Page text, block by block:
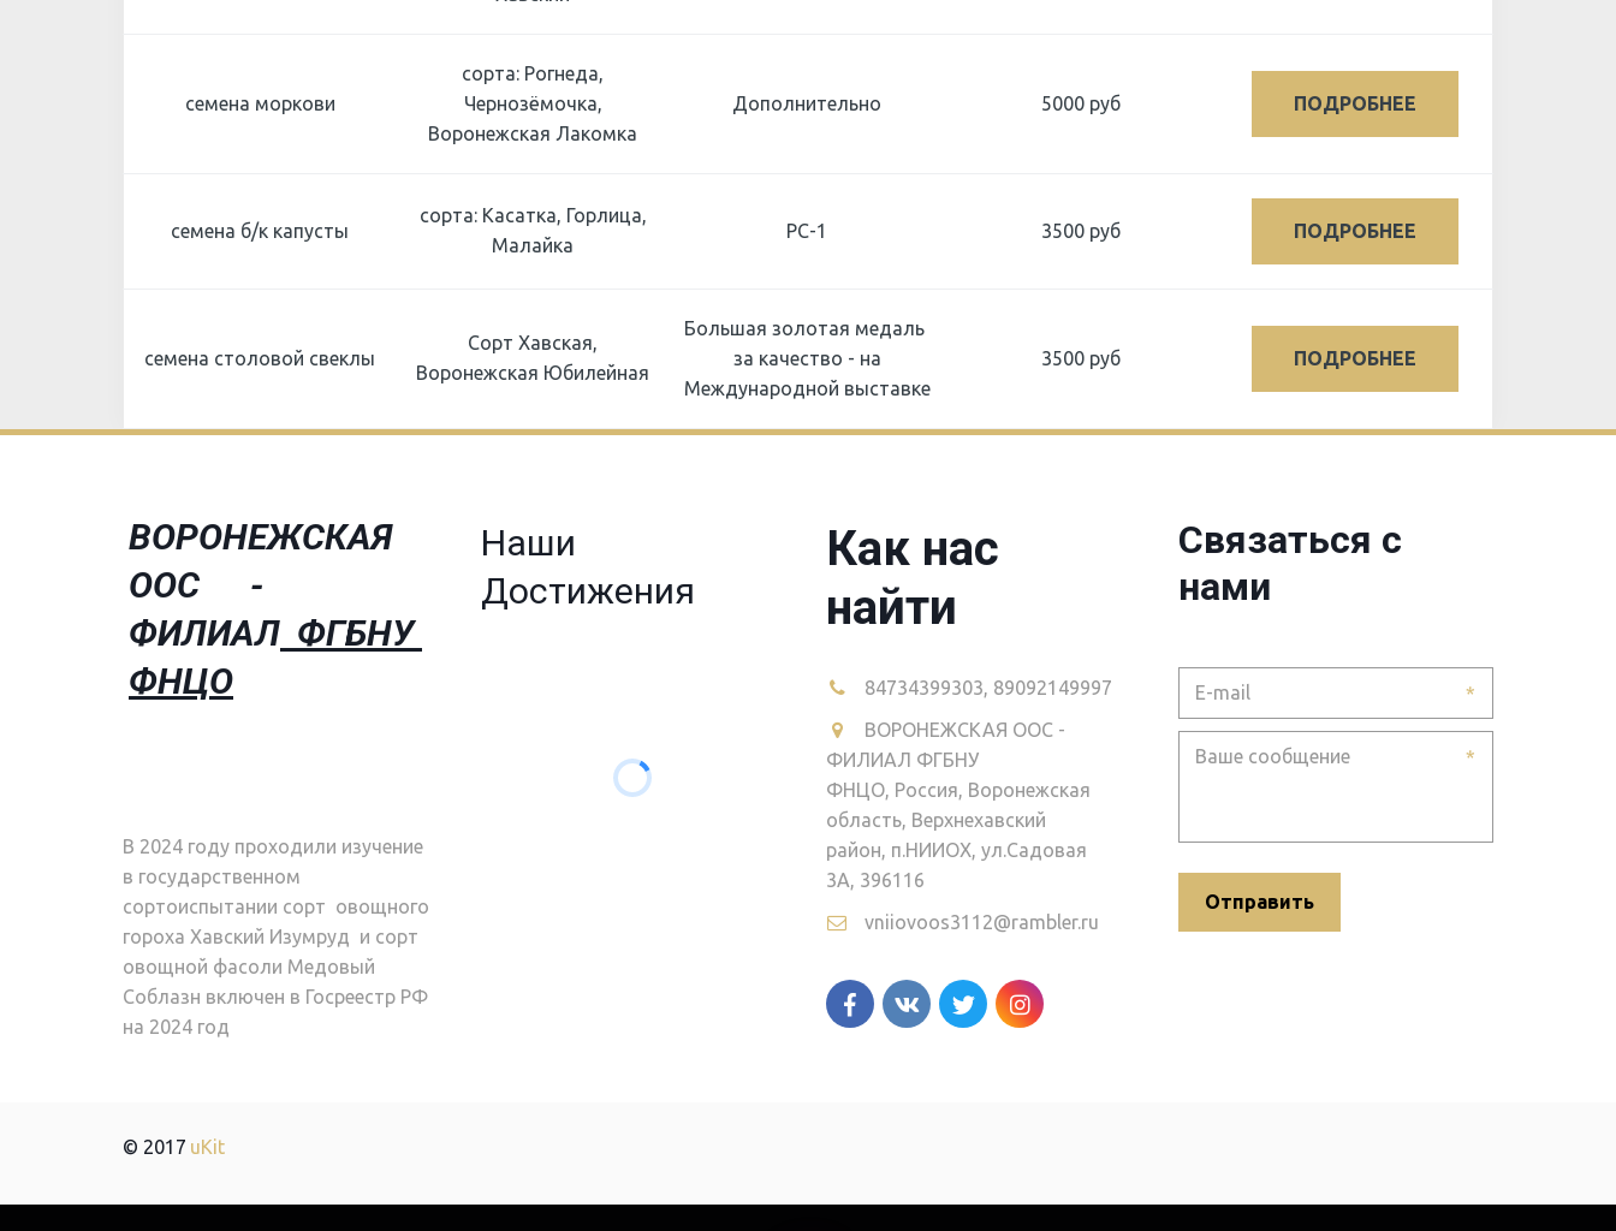
семена моркови
сорта: Рогнеда,
Чернозёмочка,
Воронежская Лакомка
Дополнительно 5000 руб ПОДРОБНЕЕ
семена б/к капусты
сорта: Касатка, Горлица,
Малайка
РС-1 3500 руб ПОДРОБНЕЕ
семена столовой свеклы
Сорт Хавская,
Воронежская Юбилейная
Большая золотая медаль
за качество - на
Международной выставке
3500 руб ПОДРОБНЕЕ
В­ОРОНЕЖСКАЯ­
ООС ­-
ФИЛИАЛ ФГБНУ
ФНЦО
В 2024 году проходили изучение
в государственном
сортоиспытании сорт  овощного
гороха Хавский Изумруд  и сорт
овощной фасоли Медовый
Соблазн включен в Госреестр РФ
на 2024 год
Наши
Достижения
Как нас
найти
84734399303, 89092149997
ВОРОНЕЖСКАЯ ООС -
ФИЛИАЛ ФГБНУ
ФНЦО, Россия, Воронежская
область, Верхнехавский
район, п.НИИОХ, ул.Садовая
3А, 396116
vniiovoos3112@rambler.ru
Связаться с
нами
*
*
Отправить
© 2017 uKit